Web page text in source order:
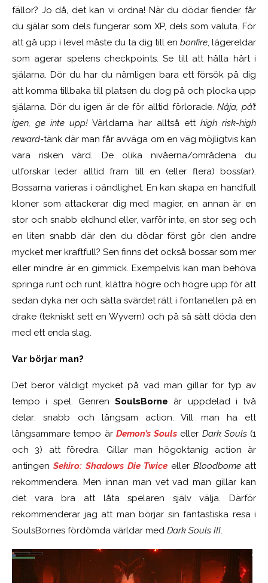
fällor? Jo då, det kan vi ordna! När du dödar fiender får
du själar som dels fungerar som XP, dels som valuta. För
att gå upp i level måste du ta dig till en bonfire, lägereldar
som agerar spelens checkpoints. Se till att hålla hårt i
själarna. Dör du har du nämligen bara ett försök på dig
att komma tillbaka till platsen du dog på och plocka upp
själarna. Dör du igen är de för alltid förlorade.Nåja, på’t
igen, ge inte upp! Världarna har alltså ett high risk-high
reward-tänk där man får avväga om en väg möjligtvis kan
vara risken värd. De olika nivåerna/områdena du
utforskar leder alltid fram till en (eller flera) boss(ar).
Bossarna varieras i oändlighet. En kan skapa en handfull
kloner som attackerar dig med magier, en annan är en
stor och snabb eldhund eller, varför inte, en stor seg och
en liten snabb där den du dödar först gör den andre
mycket mer kraftfull? Sen finns det också bossar som mer
eller mindre är en gimmick. Exempelvis kan man behöva
springa runt och runt, klättra högre och högre upp för att
sedan dyka ner och sätta svärdet rätt i fontanellen på en
drake (tekniskt sett en Wyvern) och på så sätt döda den
med ett enda slag.
Var börjar man?
Det beror väldigt mycket på vad man gillar för typ av
tempo i spel. Genren SoulsBorne är uppdelad i två
delar: snabb och långsam action. Vill man ha ett
långsammare tempo är Demon’s Souls eller Dark Souls(1
och 3) att föredra. Gillar man högoktanig action är
antingen Sekiro: Shadows Die Twice ellerBloodborne att
rekommendera. Men innan man vet vad man gillar kan
det vara bra att låta spelaren själv välja. Därför
rekommenderar jag att man börjar sin fantastiska resa i
SoulsBornes fördömda världar med Dark Souls III.